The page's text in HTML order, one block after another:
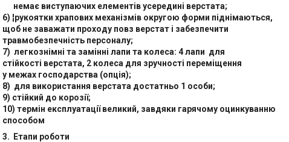
немає виступаючих елементів усередині верстата;
6) ¦рукоятки храпових механізмів округою форми піднімаються,
щоб не заважати проходу повз верстат і забезпечити
травмобезпечність персоналу;
7) легкознімні та замінні лапи та колеса: 4 лапи для
стійкості верстата, 2 колеса для зручності переміщення
у межах господарства (опція);
8) для використання верстата достатньо 1 особи;
9) стійкий до корозії;
10) термін експлуатації великий, завдяки гарячому оцинкуванню
способом
3. Етапи роботи